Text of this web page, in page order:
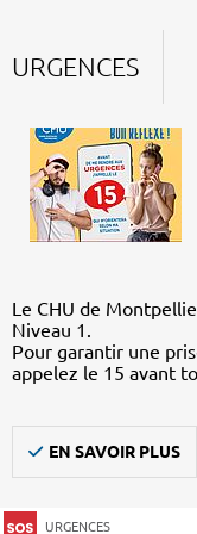
URGENCES
Le CHU de
Niveau 1.
Pour garantir une
appelez le 15 avant
EN SAVOIR PLUS
URGENCES